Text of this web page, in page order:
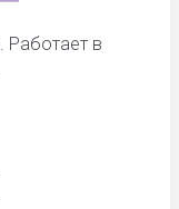
. Работает в